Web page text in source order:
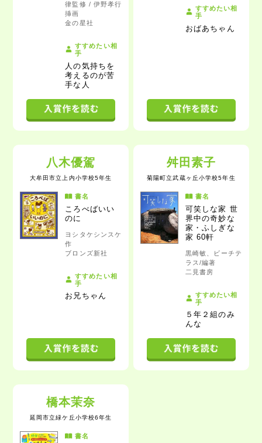
律監修 / 伊野孝行
挿画
金の星社
すすめたい相
手
人の気持ちを
考えるのが苦
手な人
すすめたい相
手
おばあちゃん
八木優駕
大牟田市立上内小学校5年生
書名
ころべばいい
のに
ヨシタケシンスケ
作
ブロンズ新社
すすめたい相
手
お兄ちゃん
舛田素子
菊陽町立武蔵ヶ丘小学校5年生
書名
可笑しな家 世
界中の奇妙な
家・ふしぎな
家 60軒
黒崎敏、ビーチテ
ラス/編著
二見書房
すすめたい相
手
５年２組のみ
んな
橋本茉奈
延岡市立緑ケ丘小学校6年生
書名